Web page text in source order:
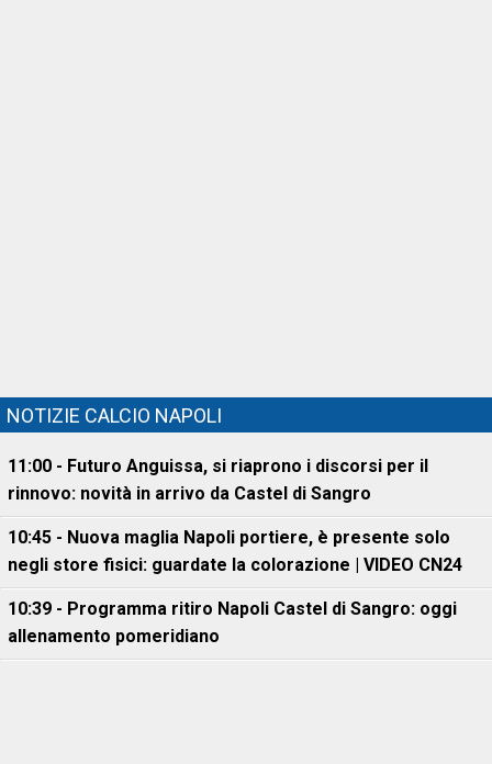
NOTIZIE CALCIO NAPOLI
11:00 - Futuro Anguissa, si riaprono i discorsi per il
rinnovo: novità in arrivo da Castel di Sangro
10:45 - Nuova maglia Napoli portiere, è presente solo
negli store fisici: guardate la colorazione | VIDEO CN24
10:39 - Programma ritiro Napoli Castel di Sangro: oggi
allenamento pomeridiano